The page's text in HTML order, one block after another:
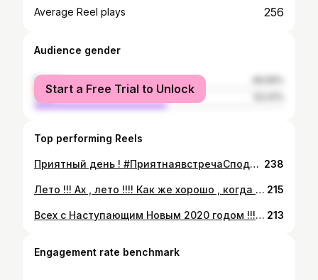
Average Reel plays 256
Audience gender
female
male
Start a Free Trial to Unlock
Top performing Reels
Приятный день ! #ПриятнаявстречаСподругой 😎👭💃💃🥗🍲🍹🍹💖☀️😘🙋🏼 238
Лето !!! Ах , лето !!!! Как же хорошо , когда тепло , светит солнышко и поют птички !!!! 🏡☀️🌳🌲🌸🕊Всех с пятницей и приятных выходных !!! 💚💛🧡💋💋💋😎👋🏻 215
Всех с Наступающим Новым 2020 годом !!! Пусть этот год будет для Всех Мирным и Счастливым !!! Всем крепкого здоровья , благополучия и процветания во всём !!! Всех люблю , уважаю и обнимаю !!! 😊🌲🎅🏼💝🎁🥂🎶🎉🌟✨💫💋🙋🏼До встречи в Новом 2020 году !!! Удачи Вам !!! 😉🙋🏼 213
Engagement rate benchmark